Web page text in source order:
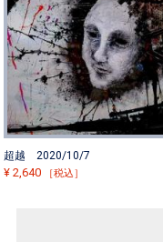
超越 2020/10/7
¥2,640 ［税込］